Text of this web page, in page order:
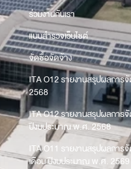
ร่วมงานกับเรา
แบบสำรวจเว็บไซต์
จัดซื้อจัดจ้าง
ITA O12 รายงานสรุปผลกา
2568
ITA O12 รายงานสรุปผลการ
ปีงบประมาณ พ.ศ. 2568
ITA O11 รายงานสรุปผลการ
เดือน ปีงบประมาณ พ.ศ. 2569